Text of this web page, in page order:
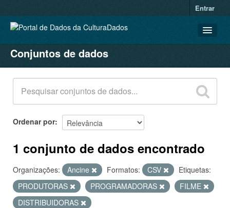
Entrar
CONJUNTOS DE DADOS
ORGANIZAÇÕES
GRUPOS
SOBRE
Conjuntos de dados
Ordenar por
1 conjunto de dados encontrado
Organizações: Ancine Formatos: CSV
Etiquetas:
PRODUTORAS
PROGRAMADORAS
FILME
DISTRIBUIDORAS